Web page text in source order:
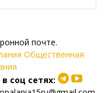
почте.
Общественная
соц сетях: